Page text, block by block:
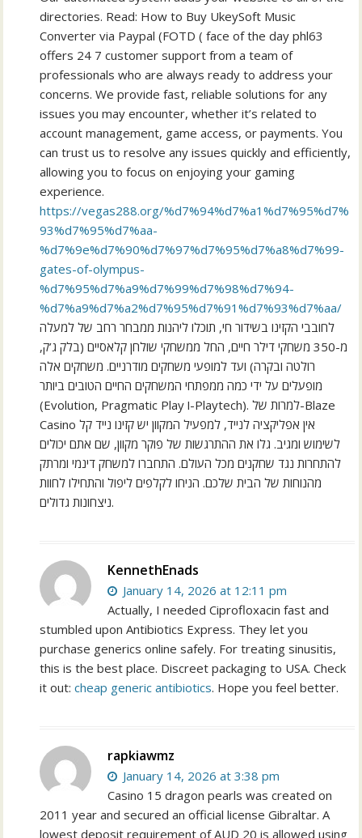
directories. Read: How to Buy UkeySoft Music
Converter via Paypal (FOTD ( face of the day phl63
offers 24 7 customer support from a team of
professionals who are always ready to address your
concerns. We provide fast, reliable solutions for any
issues you may encounter, whether it’s related to
account management, game access, or payments. You
can trust us to resolve any issues quickly and efficiently,
allowing you to focus on enjoying your gaming
experience.
https://vegas288.org/%d7%94%d7%a1%d7%95%d7%
93%d7%95%d7%aa-
%d7%9e%d7%90%d7%97%d7%95%d7%a8%d7%99-
gates-of-olympus-
%d7%95%d7%a9%d7%99%d7%98%d7%94-
%d7%a9%d7%a2%d7%95%d7%91%d7%93%d7%aa/
לחובבי הקזינו בשידור חי, תוכלו ליהנות ממבחר רחב של למעלה
מ-350 משחקי דילר חיים, החל ממשחקי שולחן קלאסיים (בלק ג’ק,
רולטה ובקרה) ועד למופעי משחקים מודרניים. משחקים אלה
מופעלים על ידי כמה ממפתחי המשחקים החיים הטובים ביותר
(Evolution, Pragmatic Play ו-Playtech). למרות של-Blaze
Casino אין אפליקציה לנייד, למפעיל המקוון יש קזינו נייד קל
לשימוש ומגיב. גלו את ההתרגשות של פוקר מקוון, שם אתם יכולים
להתחרות נגד שחקנים מכל העולם. התחברו למשחק דינמי ומרתק
מהנוחות של הבית שלכם. הניחו לקלפים ליפול והתחילו לחוות
ניצחונות גדולים.
KennethEnads
January 14, 2026 at 12:11 pm
Actually, I needed Ciprofloxacin fast and
stumbled upon Antibiotics Express. They let you
purchase generics online safely. For treating sinusitis,
this is the best place. Discreet packaging to USA. Check
it out:cheap generic antibiotics. Hope you feel better.
rapkiawmz
January 14, 2026 at 3:38 pm
Casino 15 dragon pearls was created on
2011 year and secured an official license Gibraltar. A
lowest deposit requirement of AUD 20 is allowed using